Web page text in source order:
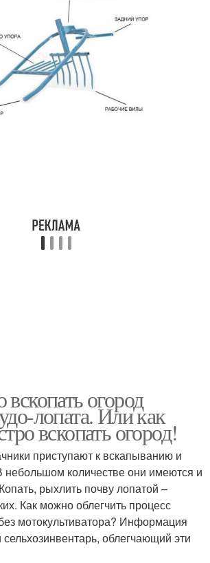
огород
лопата. Или как
вскопать огород!
приступают к вскапыванию и
небольшом количестве они имеются и
рыхлить почву лопатой –
Как можно облегчить процесс
мотокультиватора? Информация
облегчающий эти